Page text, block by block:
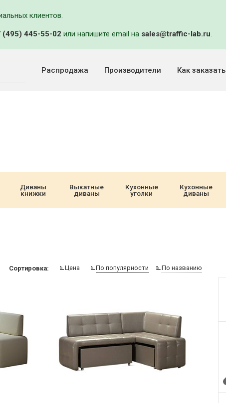
клиентов.
(495) 445-55-02 или напишите email на sales@traffic-lab.ru.
Распродажа Производители Как заказать
Диваны
книжки
Выкатные
диваны
Кухонные
уголки
Кухонные
диваны
Сортировка: Цена По популярности По названию